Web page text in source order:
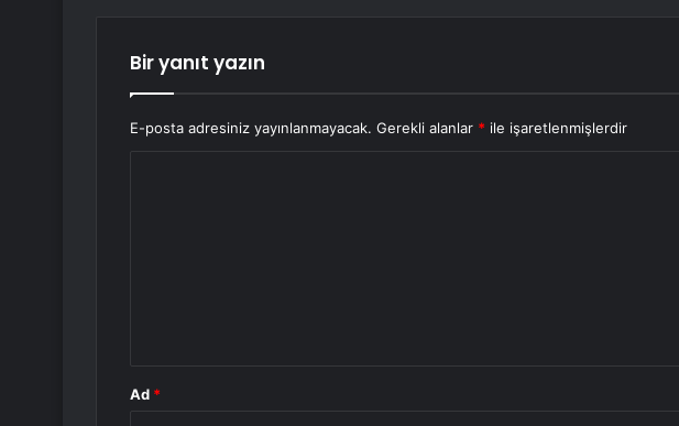
Bir yanıt yazın
E-posta adresiniz yayınlanmayacak. Gerekli alanlar * ile işaretlenmişlerdir
Ad *